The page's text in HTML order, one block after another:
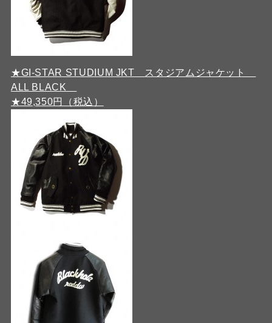
★GI-STAR STUDIUM JKT スタジアムジャケット
ALL BLACK
★49,350円（税込）